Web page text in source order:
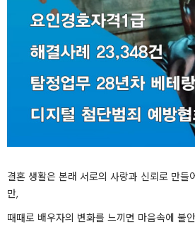
결혼 생활은 본래 서로의 사랑과 신뢰로 만들
만,
때때로 배우자의 변화를 느끼면 마음속에 불